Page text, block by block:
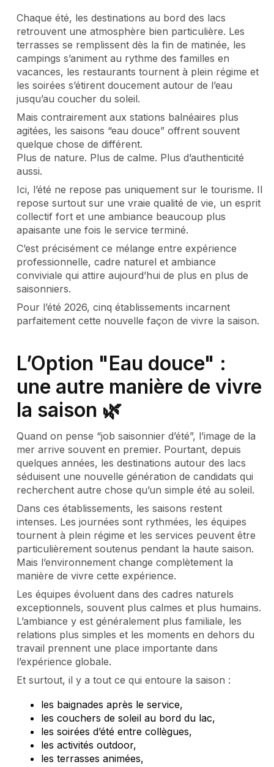
Chaque été, les destinations au bord des lacs
retrouvent une atmosphère bien particulière. Les
terrasses se remplissent dès la fin de matinée, les
campings s’animent au rythme des familles en
vacances, les restaurants tournent à plein régime et
les soirées s’étirent doucement autour de l’eau
jusqu’au coucher du soleil.
Mais contrairement aux stations balnéaires plus
agitées, les saisons “eau douce” offrent souvent
quelque chose de différent.
Plus de nature. Plus de calme. Plus d’authenticité
aussi.
Ici, l’été ne repose pas uniquement sur le tourisme. Il
repose surtout sur une vraie qualité de vie, un esprit
collectif fort et une ambiance beaucoup plus
apaisante une fois le service terminé.
C’est précisément ce mélange entre expérience
professionnelle, cadre naturel et ambiance
conviviale qui attire aujourd’hui de plus en plus de
saisonniers.
Pour l’été 2026, cinq établissements incarnent
parfaitement cette nouvelle façon de vivre la saison.
L’Option "Eau douce" :
une autre manière de vivre
la saison 🌿
Quand on pense “job saisonnier d’été”, l’image de la
mer arrive souvent en premier. Pourtant, depuis
quelques années, les destinations autour des lacs
séduisent une nouvelle génération de candidats qui
recherchent autre chose qu’un simple été au soleil.
Dans ces établissements, les saisons restent
intenses. Les journées sont rythmées, les équipes
tournent à plein régime et les services peuvent être
particulièrement soutenus pendant la haute saison.
Mais l’environnement change complètement la
manière de vivre cette expérience.
Les équipes évoluent dans des cadres naturels
exceptionnels, souvent plus calmes et plus humains.
L’ambiance y est généralement plus familiale, les
relations plus simples et les moments en dehors du
travail prennent une place importante dans
l’expérience globale.
Et surtout, il y a tout ce qui entoure la saison :
les baignades après le service,
les couchers de soleil au bord du lac,
les soirées d’été entre collègues,
les activités outdoor,
les terrasses animées,